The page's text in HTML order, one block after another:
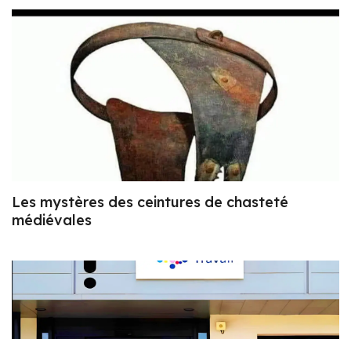
Les mystères des ceintures de chasteté
médiévales